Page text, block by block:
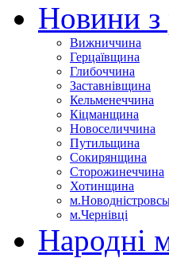
Новини з
Вижниччина
Герцаївщина
Глибоччина
Заставнівщина
Кельменеччина
Кіцманщина
Новоселиччина
Путильщина
Сокирянщина
Сторожинеччина
Хотинщина
м.Чернівці
Народні